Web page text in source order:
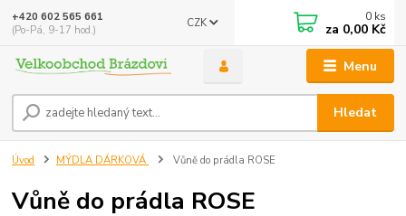
Menu
CZK
Hledat
+420 602 565 661
(Po-Pá, 9-17 hod.)
0 ks
za 0,00 Kč
Úvod MÝDLA DÁRKOVÁ Vůně do prádla ROSE
Vůně do prádla ROSE